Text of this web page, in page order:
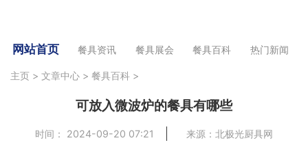
网站首页 餐具资讯 餐具展会 餐具百科 热门新闻
主页 > 文章中心 > 餐具百科 >
可放入微波炉的餐具有哪些
时间： 2024-09-20 07:21 来源：北极光厨具网